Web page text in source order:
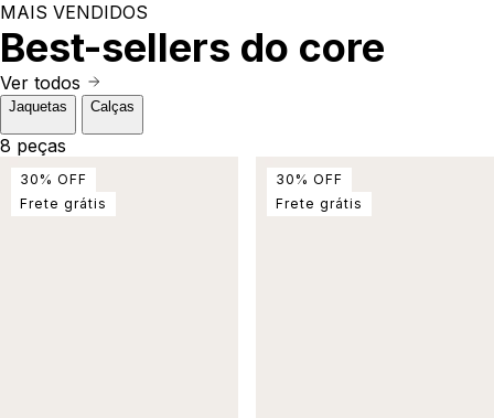
MAIS VENDIDOS
Best-sellers do core
Ver todos
Jaquetas Calças
8 peças
30 % OFF
Frete grátis
30 % OFF
Frete grátis